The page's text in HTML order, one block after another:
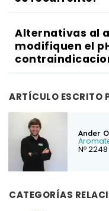
Alternativas al
modifiquen el
ARTÍCULO ESCRITO
Ander
Nº 2248
CATEGORÍAS